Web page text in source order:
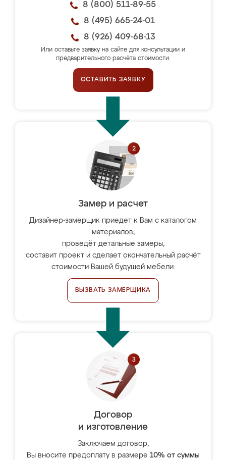
8 (800) 511-89-55
8 (495) 665-24-01
8 (926) 409-68-13
Или оставьте заявку на сайте для консультации и
предварительного расчёта стоимости.
ОСТАВИТЬ ЗАЯВКУ
Замер и расчет
Дизайнер-замерщик приедет к Вам с каталогом
материалов,
проведёт детальные замеры,
составит проект и сделает окончательный расчёт
стоимости Вашей будущей мебели.
ВЫЗВАТЬ ЗАМЕРЩИКА
Договор
и изготовление
Заключаем договор,
Вы вносите предоплату в размере 10% от суммы